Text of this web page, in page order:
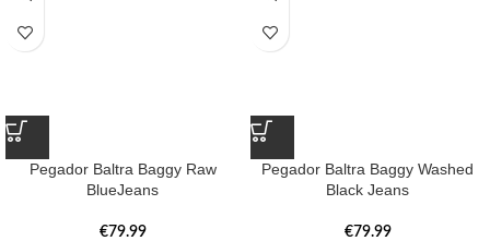
Pegador Baltra Baggy Raw
BlueJeans
€79.99
Pegador Baltra Baggy Washed
Black Jeans
€79.99